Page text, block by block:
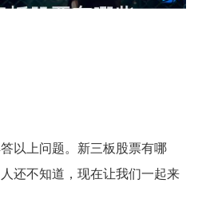
以上问题。新三板股票有哪
还不知道，现在让我们一起来